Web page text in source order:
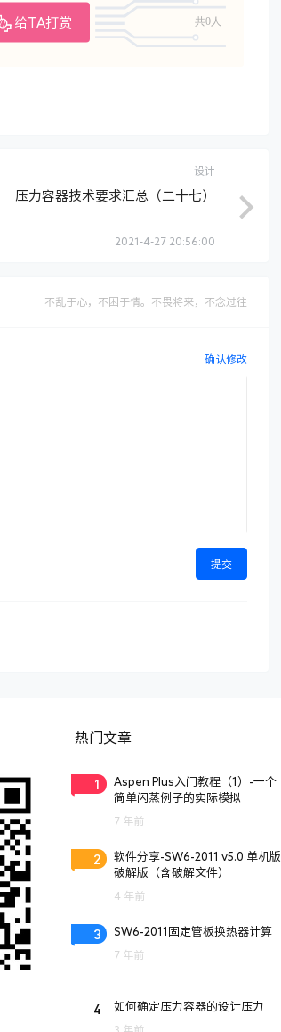
给TA打赏 共0人
设计
压力容器技术要求汇总（二十七）
2021-4-27 20:56:00
不乱于心，不困于情。不畏将来，不念过往
确认修改
提交
热门文章
1
Aspen Plus入门教程（1）-一个
简单闪蒸例子的实际模拟
7 年前
2
软件分享-SW6-2011 v5.0 单机版
破解版（含破解文件）
4 年前
3 SW6-2011固定管板换热器计算
7 年前
4 如何确定压力容器的设计压力
3 年前